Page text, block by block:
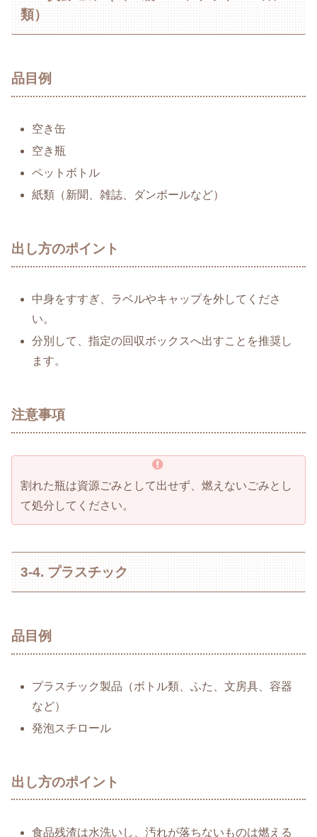
類）
品目例
空き缶
空き瓶
ペットボトル
紙類（新聞、雑誌、ダンボールなど）
出し方のポイント
中身をすすぎ、ラベルやキャップを外してくださ
い。
分別して、指定の回収ボックスへ出すことを推奨し
ます。
注意事項
割れた瓶は資源ごみとして出せず、燃えないごみとし
て処分してください。
3-4. プラスチック
品目例
プラスチック製品（ボトル類、ふた、文房具、容器
など）
発泡スチロール
出し方のポイント
食品残渣は水洗いし、汚れが落ちないものは燃える